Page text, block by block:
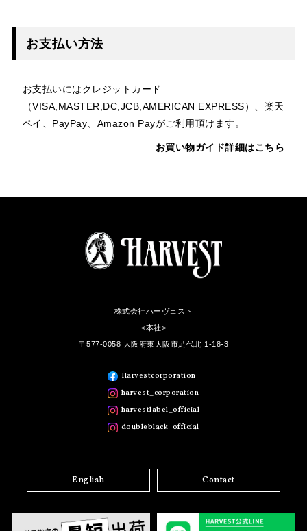
お支払い方法
お支払いにはクレジットカード
（VISA,MASTER,DC,JCB,AMERICAN EXPRESS）、楽天
ペイ、PayPay、Amazon Payがご利用頂けます。
お買い物ガイド詳細はこちら
株式会社ハーヴェスト
<本社>
〒577-0058 大阪府東大阪市足代北 1-18-3
Harvestcorporation
harvest_corporation
harvestlabel_official
doubleblack_official
English Contact